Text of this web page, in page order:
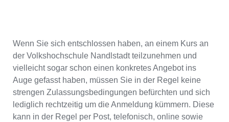
Wenn Sie sich entschlossen haben, an einem Kurs an
der Volkshochschule Nandlstadt teilzunehmen und
vielleicht sogar schon einen konkretes Angebot ins
Auge gefasst haben, müssen Sie in der Regel keine
strengen Zulassungsbedingungen befürchten und sich
lediglich rechtzeitig um die Anmeldung kümmern. Diese
kann in der Regel per Post, telefonisch, online sowie